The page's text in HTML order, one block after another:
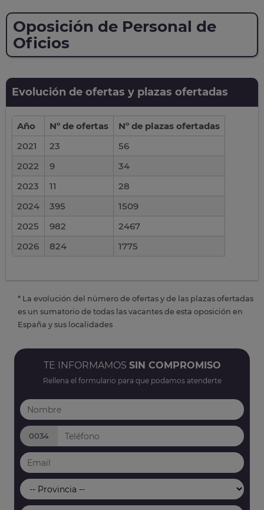
Oposición de Personal de
Oficios
Evolución de ofertas y plazas ofertadas
Año Nº de ofertas
Nº de plazas ofertadas
2021
23
56
2022
9
34
2023
11
28
2024
395
1509
2025
982
2467
2026
824 1775
* La evolución del número de ofertas y de las plazas ofertadas
es un sumatorio de todas las vacantes de esta oposición en
España y sus localidades
TE INFORMAMOS SIN COMPROMISO
Rellena el formulario para que podamos atenderte
0034